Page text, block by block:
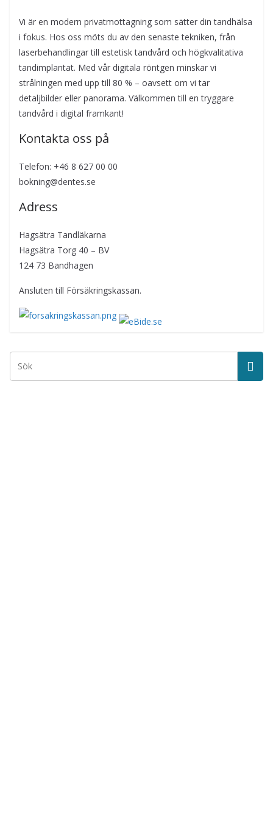
Vi är en modern privatmottagning som sätter din tandhälsa
i fokus. Hos oss möts du av den senaste tekniken, från
laserbehandlingar till estetisk tandvård och högkvalitativa
tandimplantat. Med vår digitala röntgen minskar vi
strålningen med upp till 80 % – oavsett om vi tar
detaljbilder eller panorama. Välkommen till en tryggare
tandvård i digital framkant!
Kontakta oss på
Telefon: +46 8 627 00 00
bokning@dentes.se
Adress
Hagsätra Tandläkarna
Hagsätra Torg 40 – BV
124 73 Bandhagen
Ansluten till Försäkringskassan.